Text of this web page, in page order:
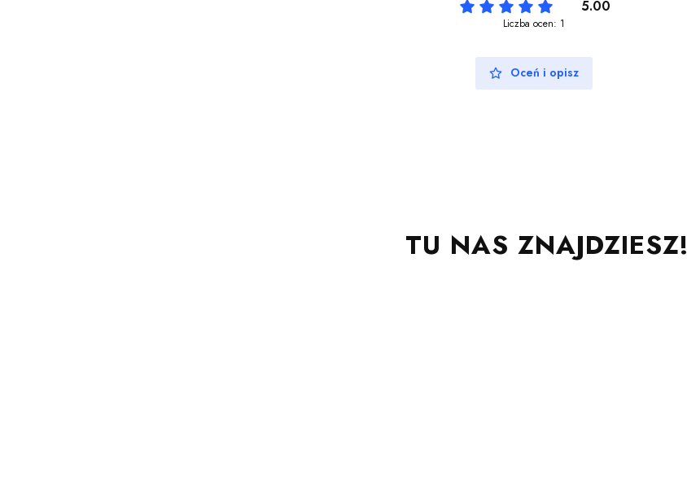
5.00
Liczba ocen: 1
Oceń i opisz
TU NAS ZNAJDZIESZ!